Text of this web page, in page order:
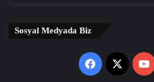
Sosyal Medyada Biz
Facebook
X